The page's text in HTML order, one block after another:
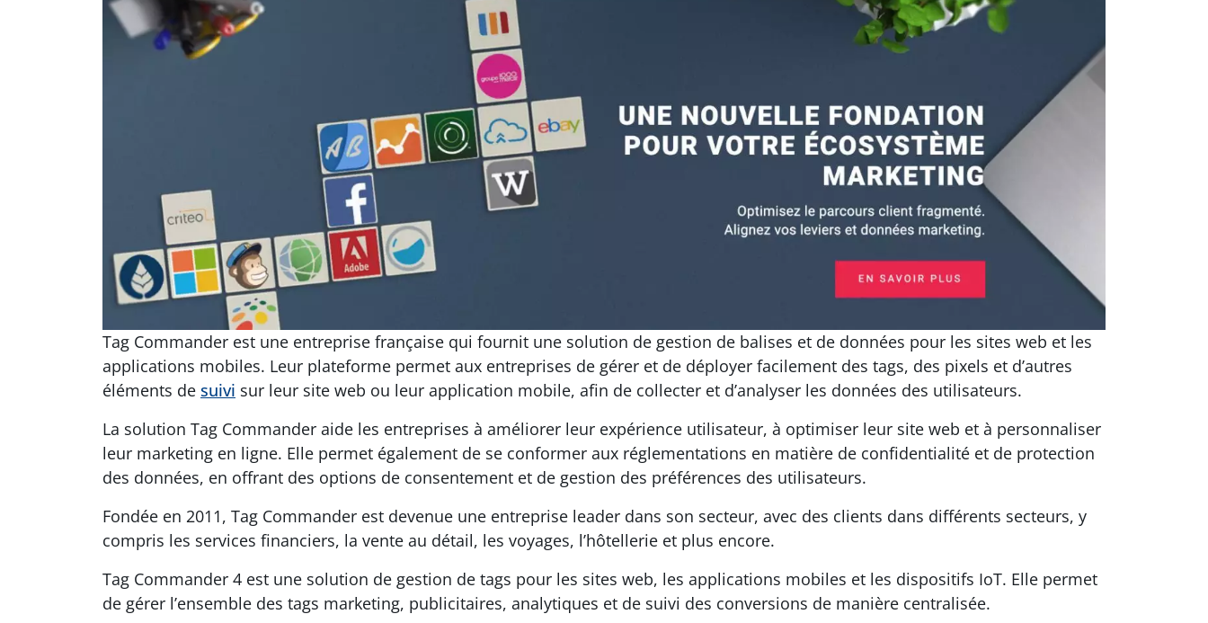
Tag Commander est une entreprise française qui fournit une solution de gestion de balises et de données pour les sites web et les
applications mobiles. Leur plateforme permet aux entreprises de gérer et de déployer facilement des tags, des pixels et d’autres
éléments de suivi sur leur site web ou leur application mobile, afin de collecter et d’analyser les données des utilisateurs.
La solution Tag Commander aide les entreprises à améliorer leur expérience utilisateur, à optimiser leur site web et à personnaliser
leur marketing en ligne. Elle permet également de se conformer aux réglementations en matière de confidentialité et de protection
des données, en offrant des options de consentement et de gestion des préférences des utilisateurs.
Fondée en 2011, Tag Commander est devenue une entreprise leader dans son secteur, avec des clients dans différents secteurs, y
compris les services financiers, la vente au détail, les voyages, l’hôtellerie et plus encore.
Tag Commander 4 est une solution de gestion de tags pour les sites web, les applications mobiles et les dispositifs IoT. Elle permet
de gérer l’ensemble des tags marketing, publicitaires, analytiques et de suivi des conversions de manière centralisée.